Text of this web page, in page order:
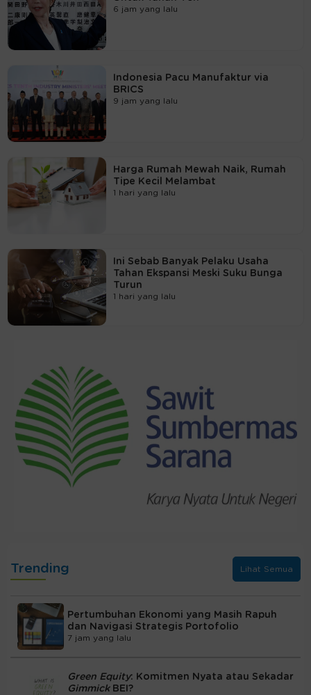
6 jam yang lalu
Indonesia Pacu Manufaktur via
BRICS
9 jam yang lalu
Harga Rumah Mewah Naik, Rumah
Tipe Kecil Melambat
1 hari yang lalu
Ini Sebab Banyak Pelaku Usaha
Tahan Ekspansi Meski Suku Bunga
Turun
1 hari yang lalu
Trending Lihat Semua
Pertumbuhan Ekonomi yang Masih Rapuh
dan Navigasi Strategis Portofolio
7 jam yang lalu
Green Equity: Komitmen Nyata atau Sekadar
Gimmick BEI?